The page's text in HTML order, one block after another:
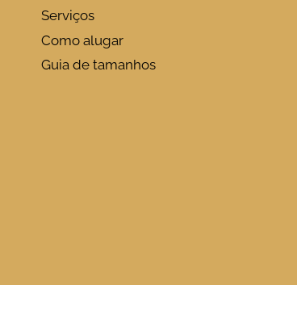
Serviços
Como alugar
Guia de tamanhos